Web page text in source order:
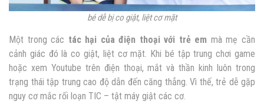
bé dễ bị co giật, liệt cơ mặt
Một trong các tác hại của điện thoại với trẻ em mà mẹ cần
cảnh giác đó là co giật, liệt cơ mặt. Khi bé tập trung chơi game
hoặc xem Youtube trên điện thoại, mắt và thần kinh luôn trong
trạng thái tập trung cao độ dẫn đến căng thẳng. Vì thế, trẻ dễ gặp
nguy cơ mắc rối loạn TIC – tật máy giật các cơ.